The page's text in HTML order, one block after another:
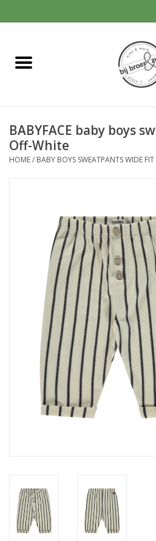
Home
Baby
Jongens
Schoenen en Tassen
Speelgoed
Cadeaubonnen
Cadeaubon
BABYFACE baby boys
Off-White
HOME/ BABY BOYS SWEATPANTS WIDE